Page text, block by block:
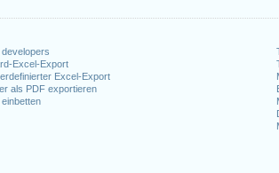
Excel-Export
Excel-Export
als PDF exportieren